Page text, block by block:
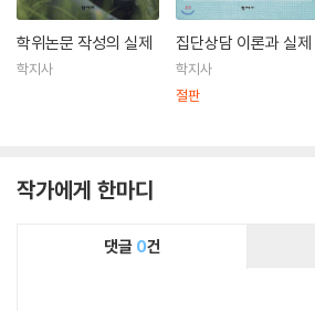
학위논문 작성의 실제
학지사
집단상담 이론과 실제
학지사
절판
작가에게 한마디
댓글 0건